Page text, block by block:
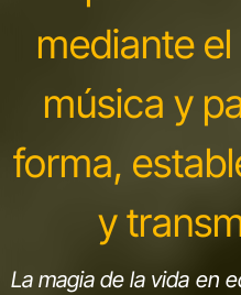
mediante
música y
forma,
y
La magia de la vida en